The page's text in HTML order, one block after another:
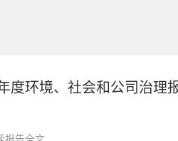
度环境、社会和公司治理